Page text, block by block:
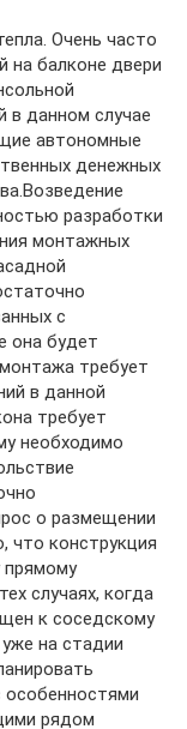
Очень часто
на балконе двери
в данном случае
автономные
денежных
разработки
монтажных
с
она будет
требует
в данной
требует
необходимо
о размещении
что конструкция
прямому
случаях, когда
к соседскому
на стадии
рядом